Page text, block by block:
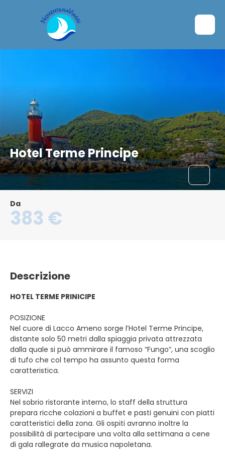
Hotel Terme Principe
Da
383 €
Descrizione
HOTEL TERME PRINICIPE
POSIZIONE
Nel cuore di Lacco Ameno sorge l’Hotel Terme Principe,
distante solo 50 metri dalla spiaggia privata attrezzata
dalla quale si può ammirare il famoso “Fungo“, una scoglio
di tufo che col tempo ha assunto questa forma
caratteristica.
SERVIZI
Nel sobrio ristorante interno, lo staff della struttura
prepara ricche colazioni a buffet e pasti genuini con piatti
caratteristici della zona. Gli ospiti avranno inoltre la
possibilità di partecipare una volta alla settimana a cene
di gala rallegrate da musica napoletana.